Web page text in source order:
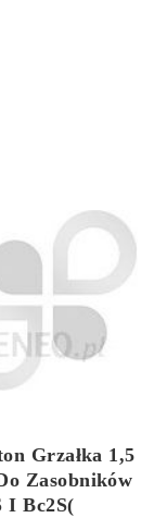
Grzałka 1,5
Zasobników
I Bc2S(